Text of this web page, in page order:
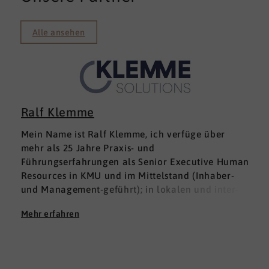
Alle ansehen
Ralf Klemme
Mein Name ist Ralf Klemme, ich verfüge über
mehr als 25 Jahre Praxis- und
Führungserfahrungen als Senior Executive Human
Resources in KMU und im Mittelstand (Inhaber-
und Management-geführt); in lokalen und inter­
Erfahrungen fußen auf der Grundlage einer
Mehr erfahren